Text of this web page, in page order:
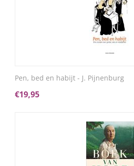
Pen, bed en habijt - J. Pijnenburg
€19,95